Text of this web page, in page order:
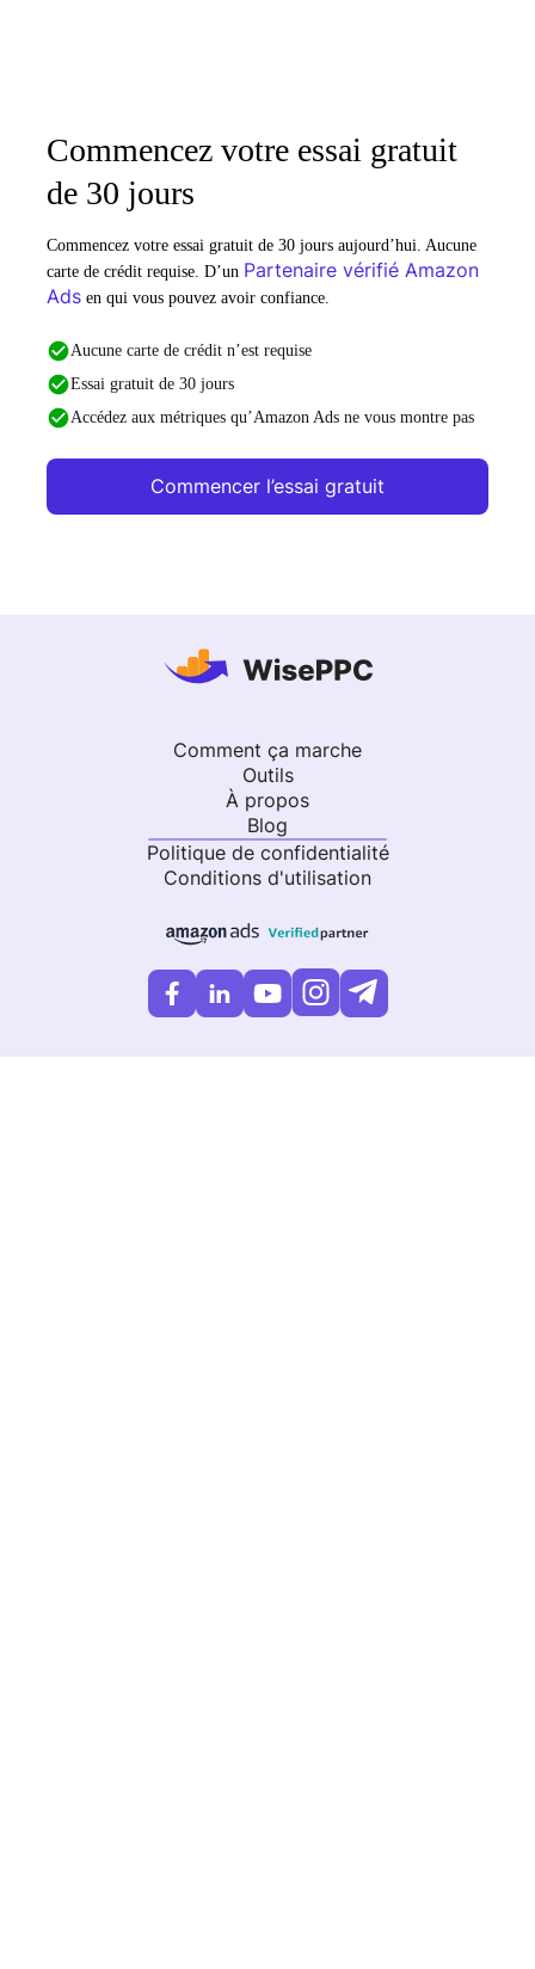
Commencez votre essai gratuit
de 30 jours
Commencez votre essai gratuit de 30 jours aujourd’hui. Aucune
carte de crédit requise. D’un Partenaire vérifié Amazon
Ads en qui vous pouvez avoir confiance.
Aucune carte de crédit n’est requise
Essai gratuit de 30 jours
Accédez aux métriques qu’Amazon Ads ne vous montre pas
Commencer l’essai gratuit
Comment ça marche
Outils
À propos
Blog
Politique de confidentialité
Conditions d'utilisation